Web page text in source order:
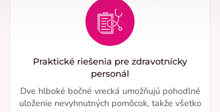
Praktické riešenia pre zdravotnícky
personál
Dve hlboké bočné vrecká umožňujú pohodlné
uloženie nevyhnutných pomôcok, takže všetko